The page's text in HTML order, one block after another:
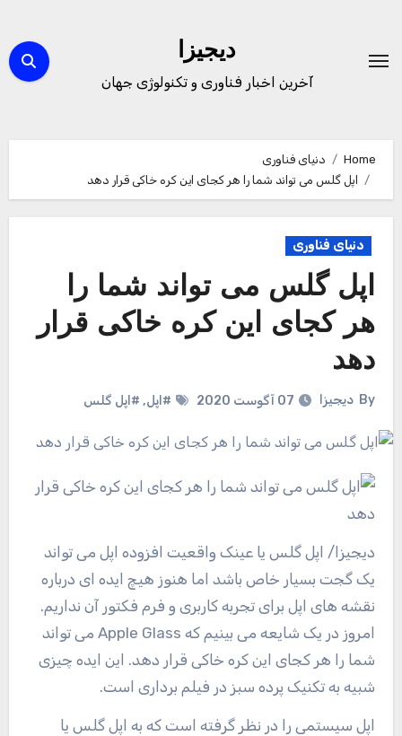
content
دیجیزا
آخرین اخبار فناوری و تکنولوژی جهان
Home
دنیای فناوری
اپل گلس می تواند شما را هر کجای این کره خاکی قرار دهد
دنیای فناوری
اپل گلس می تواند شما را
هر کجای این کره خاکی قرار
دهد
By دیجیزا 07 آگوست 2020 #اپل, #اپل گلس
دیجیزا / اپل گلس یا عینک واقعیت افزوده اپل می تواند
یک گجت بسیار خاص باشد اما هنوز هیچ ایده ای درباره
نقشه های اپل برای تجربه کاربری و فرم فکتور آن نداریم.
امروز در یک شایعه می بینیم که Apple Glass می تواند
شما را هر کجای این کره خاکی قرار دهد. این ایده چیزی
شبیه به تکنیک پرده سبز در فیلم برداری است.
اپل سیستمی را در نظر گرفته است که به اپل گلس یا